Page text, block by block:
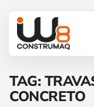
TAG:
CONCRETO